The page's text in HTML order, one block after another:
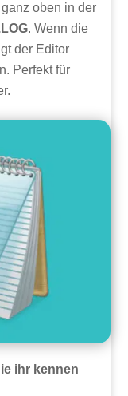
oben in der
. Wenn die
der Editor
Perfekt für
ihr kennen